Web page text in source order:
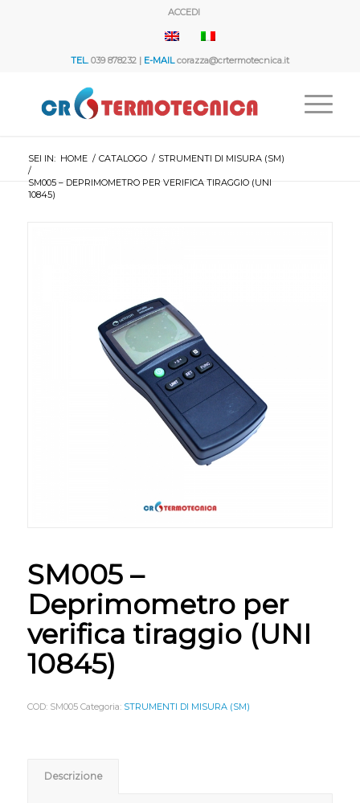
ACCEDI
TEL.039 878232 | E-MAILcorazza@crtermotecnica.it
SEI IN: HOME / CATALOGO / STRUMENTI DI MISURA (SM)
/
SM005 – DEPRIMOMETRO PER VERIFICA TIRAGGIO (UNI
10845)
SM005 –
Deprimometro per
verifica tiraggio (UNI
10845)
COD: SM005 Categoria: STRUMENTI DI MISURA (SM)
Descrizione